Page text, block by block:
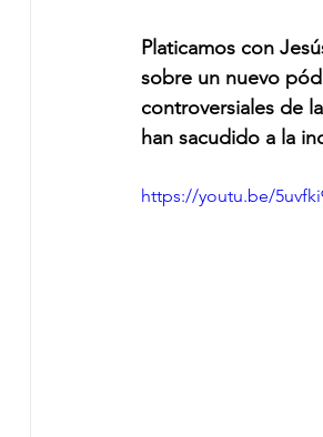
Platicamos con
sobre un nuevo
controversiales de
han sacudido a la
https://youtu.be/